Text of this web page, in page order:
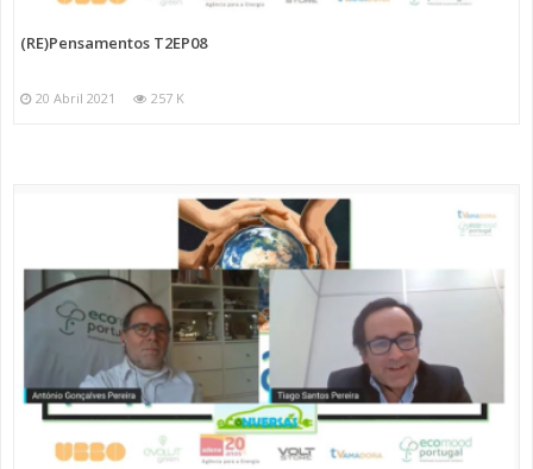
(RE)Pensamentos T2EP08
20 Abril 2021 257 K